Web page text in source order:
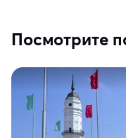
Посмотрите